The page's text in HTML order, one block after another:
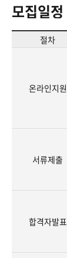
모집일정
절차
온라인지원
서류제출
합격자발표